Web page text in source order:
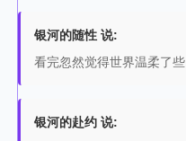
银河的随性 说:
看完忽然觉得世界温柔了些
银河的赴约 说: